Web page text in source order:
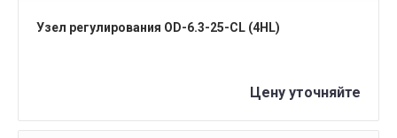
Узел регулирования OD-6.3-25-CL (4HL)
Цену уточняйте